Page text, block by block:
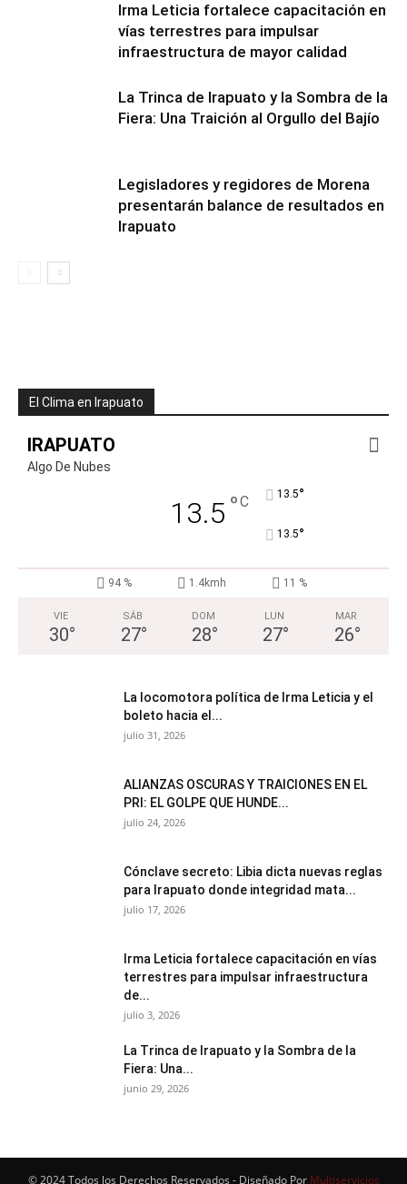
Irma Leticia fortalece capacitación en
vías terrestres para impulsar
infraestructura de mayor calidad
​La Trinca de Irapuato y la Sombra de la
Fiera: Una Traición al Orgullo del Bajío
Legisladores y regidores de Morena
presentarán balance de resultados en
Irapuato
El Clima en Irapuato
IRAPUATO
Algo De Nubes
13.5 °C 13.5°
13.5°
94 % 1.4kmh 11 %
VIE
30°
SÁB
27°
DOM
28°
LUN
27°
MAR
26°
La locomotora política de Irma Leticia y el
boleto hacia el...
julio 31, 2026
ALIANZAS OSCURAS Y TRAICIONES EN EL
PRI: EL GOLPE QUE HUNDE...
julio 24, 2026
Cónclave secreto: Libia dicta nuevas reglas
para Irapuato donde integridad mata...
julio 17, 2026
Irma Leticia fortalece capacitación en vías
terrestres para impulsar infraestructura
de...
julio 3, 2026
​La Trinca de Irapuato y la Sombra de la
Fiera: Una...
junio 29, 2026
© 2024 Todos los Derechos Reservados - Diseñado Por Multiservicios